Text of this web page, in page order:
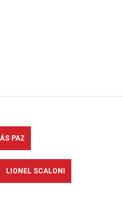
PAZ
LIONEL SCALONI